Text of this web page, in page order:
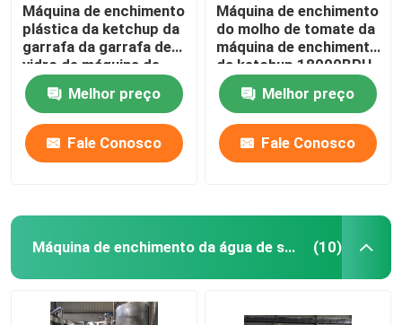
Máquina de enchimento
plástica da ketchup da
garrafa da garrafa de
vidro de máquina de
enchimento da ketchup
do produto comestível
3000BPH 500ml
Melhor preço
Fale Conosco
Máquina de enchimento
do molho de tomate da
máquina de enchimento
da ketchup 18000BPH
Melhor preço
Fale Conosco
Máquina de enchimento da água de soda (10)